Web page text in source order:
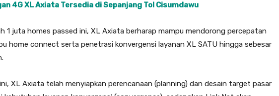
4G XL Axiata Tersedia di Sepanjang Tol Cisumdawu
1 juta homes passed ini, XL Axiata berharap mampu mendorong percepatan
home connect serta penetrasi konvergensi layanan XL SATU hingga sebesar
XL Axiata telah menyiapkan perencanaan (planning) dan desain target pasar